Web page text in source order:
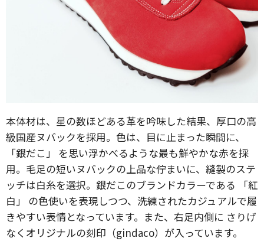
本体材は、星の数ほどある革を吟味した結果、厚口の高
級国産ヌバックを採用。色は、目に止まった瞬間に、
「銀だこ」 を思い浮かべるような最も鮮やかな赤を採
用。毛足の短いヌバックの上品な佇まいに、縫製のステ
ッチは白糸を選択。銀だこのブランドカラーである 「紅
白」 の色使いを表現しつつ、洗練されたカジュアルで履
きやすい表情となっています。また、右足内側に さりげ
なくオリジナルの刻印（gindaco）が入っています。